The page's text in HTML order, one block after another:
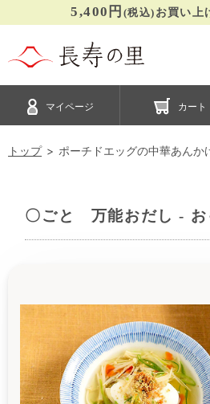
5,400円 (税込) お買い上
マイページ カート
トップ ポーチドエッグの中華あん
〇ごと 万能おだし - お